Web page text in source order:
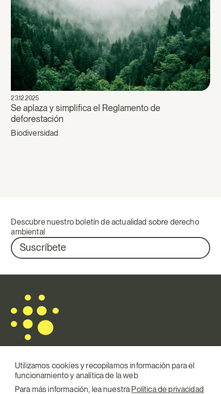
23.12.2025
Se aplaza y simplifica el Reglamento de
deforestación
Biodiversidad
Descubre nuestro boletín de actualidad sobre derecho
ambiental
Suscríbete
Mail.
info@terraqui.com
Telf.
+34 934 146 307
Utilizamos cookies y recopilamos información para el
funcionamiento y analítica de la web
Para más información, lea nuestra Política de privacidad